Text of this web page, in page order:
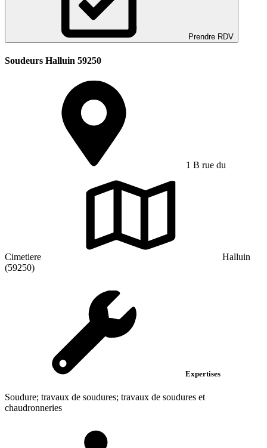
Prendre RDV
Soudeurs Halluin 59250
1 B rue du
Cimetiere
Halluin
(59250)
Expertises
Soudure; travaux de soudures; travaux de soudures et
chaudronneries